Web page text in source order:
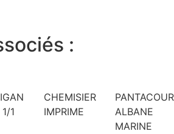
:
1
CHEMISIER
IMPRIME
ALBANE
MARINE